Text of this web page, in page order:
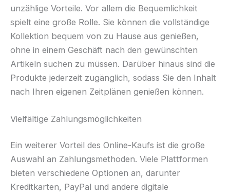
unzählige Vorteile. Vor allem die Bequemlichkeit
spielt eine große Rolle. Sie können die vollständige
Kollektion bequem von zu Hause aus genießen,
ohne in einem Geschäft nach den gewünschten
Artikeln suchen zu müssen. Darüber hinaus sind die
Produkte jederzeit zugänglich, sodass Sie den Inhalt
nach Ihren eigenen Zeitplänen genießen können.
Vielfältige Zahlungsmöglichkeiten
Ein weiterer Vorteil des Online-Kaufs ist die große
Auswahl an Zahlungsmethoden. Viele Plattformen
bieten verschiedene Optionen an, darunter
Kreditkarten, PayPal und andere digitale